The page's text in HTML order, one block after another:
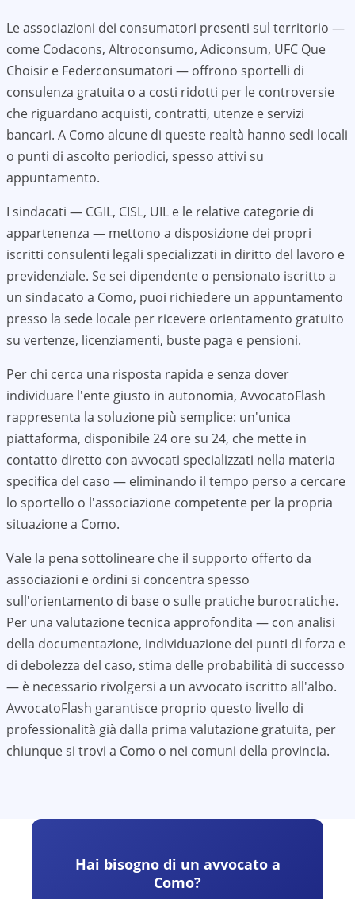
Le associazioni dei consumatori presenti sul territorio —
come Codacons, Altroconsumo, Adiconsum, UFC Que
Choisir e Federconsumatori — offrono sportelli di
consulenza gratuita o a costi ridotti per le controversie
che riguardano acquisti, contratti, utenze e servizi
bancari. A Como alcune di queste realtà hanno sedi locali
o punti di ascolto periodici, spesso attivi su
appuntamento.
I sindacati — CGIL, CISL, UIL e le relative categorie di
appartenenza — mettono a disposizione dei propri
iscritti consulenti legali specializzati in diritto del lavoro e
previdenziale. Se sei dipendente o pensionato iscritto a
un sindacato a Como, puoi richiedere un appuntamento
presso la sede locale per ricevere orientamento gratuito
su vertenze, licenziamenti, buste paga e pensioni.
Per chi cerca una risposta rapida e senza dover
individuare l'ente giusto in autonomia, AvvocatoFlash
rappresenta la soluzione più semplice: un'unica
piattaforma, disponibile 24 ore su 24, che mette in
contatto diretto con avvocati specializzati nella materia
specifica del caso — eliminando il tempo perso a cercare
lo sportello o l'associazione competente per la propria
situazione a Como.
Vale la pena sottolineare che il supporto offerto da
associazioni e ordini si concentra spesso
sull'orientamento di base o sulle pratiche burocratiche.
Per una valutazione tecnica approfondita — con analisi
della documentazione, individuazione dei punti di forza e
di debolezza del caso, stima delle probabilità di successo
— è necessario rivolgersi a un avvocato iscritto all'albo.
AvvocatoFlash garantisce proprio questo livello di
professionalità già dalla prima valutazione gratuita, per
chiunque si trovi a Como o nei comuni della provincia.
Hai bisogno di un avvocato a
Como?